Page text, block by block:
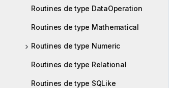
Routines de type DataOperation
Routines de type Mathematical
Routines de type Numeric
Routines de type Relational
Routines de type SQLike